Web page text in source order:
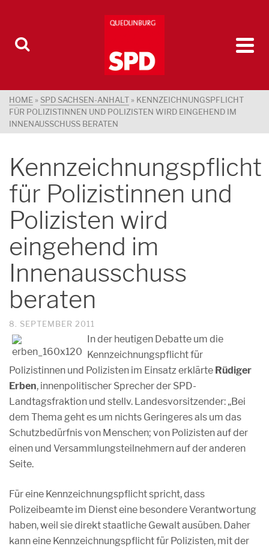
HOME » SPD SACHSEN-ANHALT » KENNZEICHNUNGSPFLICHT
FÜR POLIZISTINNEN UND POLIZISTEN WIRD EINGEHEND IM
INNENAUSSCHUSS BERATEN
Kennzeichnungspflicht
für Polizistinnen und
Polizisten wird
eingehend im
Innenausschuss
beraten
8. SEPTEMBER 2011
In der heutigen Debatte um die
Kennzeichnungspflicht für
Polizistinnen und Polizisten im Einsatz erklärte Rüdiger
Erben, innenpolitischer Sprecher der SPD-
Landtagsfraktion und stellv. Landesvorsitzender: „Bei
dem Thema geht es um nichts Geringeres als um das
Schutzbedürfnis von Menschen; von Polizisten auf der
einen und Versammlungsteilnehmern auf der anderen
Seite.
Für eine Kennzeichnungspflicht spricht, dass
Polizeibeamte im Dienst eine besondere Verantwortung
haben, weil sie direkt staatliche Gewalt ausüben. Daher
kann eine Kennzeichnungspflicht für Polizisten, mit der